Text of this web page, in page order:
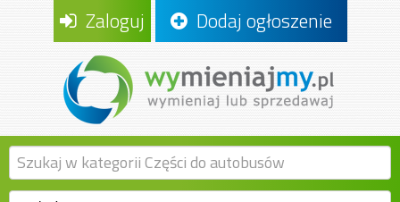
Zaloguj Dodaj ogłoszenie